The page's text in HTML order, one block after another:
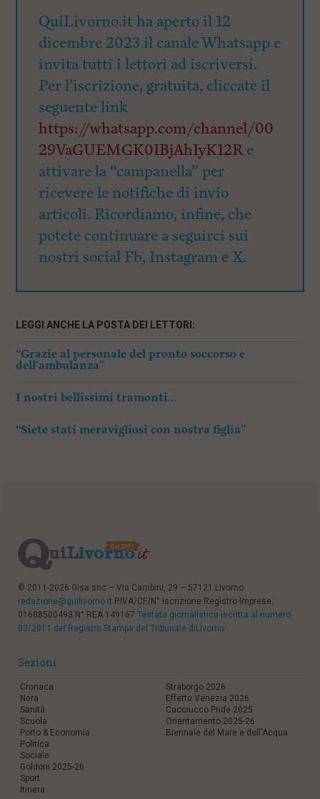
QuiLivorno.it ha aperto il 12
dicembre 2023 il canale Whatsapp e
invita tutti i lettori ad iscriversi.
Per l’iscrizione, gratuita, cliccate il
seguente link
https://whatsapp.com/channel/00
29VaGUEMGK0IBjAhIyK12Re
attivare la “campanella” per
ricevere le notifiche di invio
articoli. Ricordiamo, infine, che
potete continuare a seguirci sui
nostri social Fb, Instagram e X.
LEGGI ANCHE LA POSTA DEI LETTORI:
“Grazie al personale del pronto soccorso e
dell’ambulanza”
I nostri bellissimi tramonti…
“Siete stati meravigliosi con nostra figlia”
© 2011-2026 Gisa snc – Via Cambini, 29 – 57121 Livorno
redazione@quilivorno.it P.IVA/CF/N° Iscrizione Registro Imprese:
01688500493 N° REA 149167 Testata giornalistica iscritta al numero
03/2011 del Registro Stampa del Tribunale diLivorno
Sezioni
Cronaca
Nera
Sanità
Scuola
Porto & Economia
Politica
Sociale
Goldoni 2025-26
Sport
Itinera
Straborgo 2026
Effetto Venezia 2026
Cacciucco Pride 2025
Orientamento 2025-26
Biennale del Mare e dell'Acqua